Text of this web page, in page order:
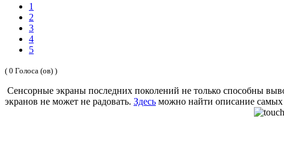
1
2
3
4
5
( 0 Голоса (ов) )
Сенсорные экраны последних поколений не только способны
экранов не может не радовать. Здесь можно найти описание самых